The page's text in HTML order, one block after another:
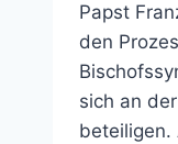
Papst
den
sich an
beteiligen.